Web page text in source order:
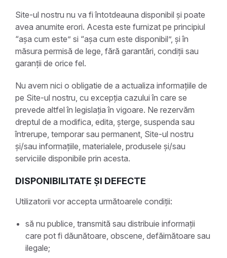
Site-ul nostru nu va fi întotdeauna disponibil și poate
avea anumite erori. Acesta este furnizat pe principiul
“așa cum este” si “așa cum este disponibil”, și în
măsura permisă de lege, fără garantări, condiții sau
garanții de orice fel.
Nu avem nici o obligatie de a actualiza informațiile de
pe Site-ul nostru, cu excepția cazului în care se
prevede altfel în legislația în vigoare. Ne rezervăm
dreptul de a modifica, edita, șterge, suspenda sau
întrerupe, temporar sau permanent, Site-ul nostru
și/sau informațiile, materialele, produsele și/sau
serviciile disponibile prin acesta.
DISPONIBILITATE ȘI DEFECTE
Utilizatorii vor accepta următoarele condiții:
să nu publice, transmită sau distribuie informații
care pot fi dăunătoare, obscene, defăimătoare sau
ilegale;